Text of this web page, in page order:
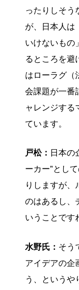
ったりしそう
が、日本人は
いけないもの
るところを避
はローラグ（
会課題が一番
ャレンジする
ています。
戸松： 日本の
ーカー”とし
りしますが、
のはあるし、
いうことです
水野氏： そう
アイデアの企
う、というや